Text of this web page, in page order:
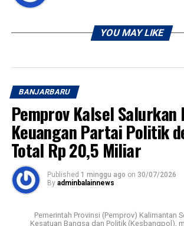
YOU MAY LIKE
BANJARBARU
Pemprov Kalsel Salurkan
Keuangan Partai Politik
Total Rp 20,5 Miliar
Published 1 minggu ago on 30/07/2026
By adminbalainnews
Pemerintah Provinsi (Pemprov) Kalimantan
Kesatuan Bangsa dan Politik (Kesbangpol),